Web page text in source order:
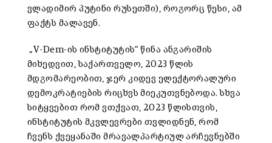
ვლადიმირ პუტინი რუსეთში), როგორც წესი, ამ
ფაქტს მალავენ.
„V-Dem-ის ინსტიტუტის“ წინა ანგარიშის
მიხედვით, საქართველო, 2023 წლის
მდგომარეობით, ჯერ კიდევ ელექტორალური
დემოკრატიების რიცხვს მიეკუთვნებოდა. სხვა
სიტყვებით რომ ვთქვათ, 2023 წლისთვის,
ინსტიტუტის მკვლევრები თვლიდნენ, რომ
ჩვენს ქვეყანაში მრავალპარტიულ არჩევნებში